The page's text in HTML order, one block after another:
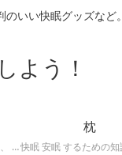
いい快眠グッズなど。
よう！
快眠 安眠 するための知識や、 枕 、 照明 、 アロマ など、おすすめの グッズ などを紹介。 エッセンシャルオイル をはじめ、 アロマオイル を利用した アロマランプ 、 アロマディフューザー 、 アロマスプレー などの紹介です。
枕